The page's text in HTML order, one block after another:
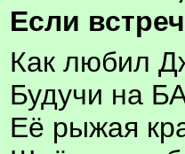
Если
Как любил
Будучи на
Её рыжая